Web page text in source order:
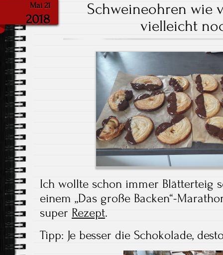
Mai 21
2018
Schweineohren wie
vielleicht
Ich wollte schon immer Blätterteig
einem „Das große Backen“-
super Rezept.
Tipp: Je besser die Schokolade,